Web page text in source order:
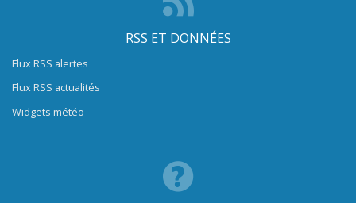
RSS ET DONNÉES
Flux RSS alertes
Flux RSS actualités
Widgets météo